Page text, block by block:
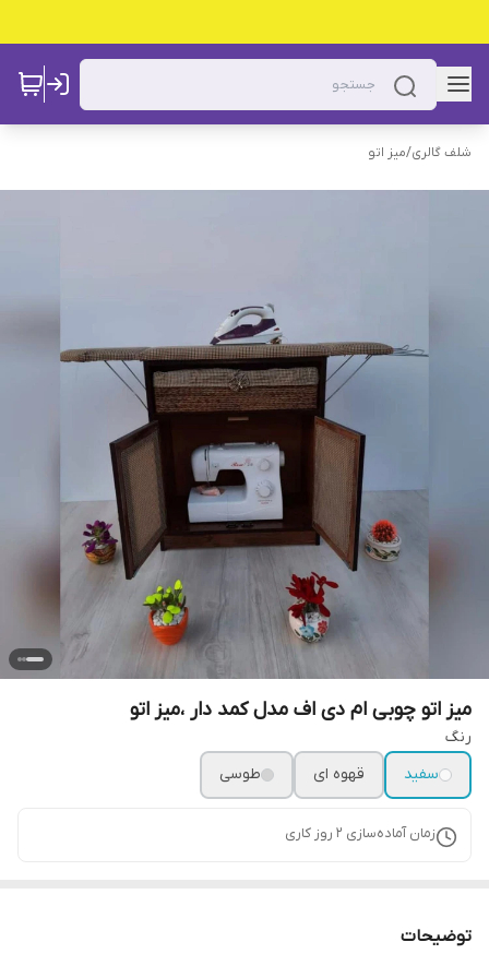
شلف گالری/میز اتو
میز اتو چوبی ام دی اف مدل کمد دار ،میز اتو
رنگ
سفید
قهوه ای طوسی
زمان آماده‌سازی 2 روز کاری
توضیحات